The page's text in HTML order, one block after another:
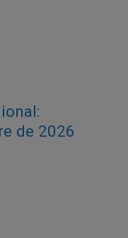
de 2026